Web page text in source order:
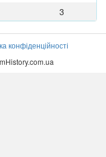
3
конфіденційності